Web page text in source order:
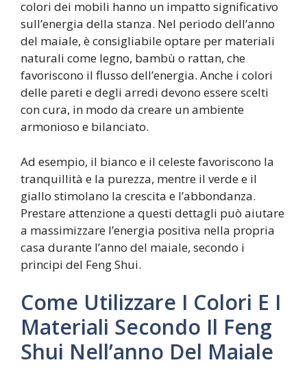
colori dei mobili hanno un impatto significativo
sull’energia della stanza. Nel periodo dell’anno
del maiale, è consigliabile optare per materiali
naturali come legno, bambù o rattan, che
favoriscono il flusso dell’energia. Anche i colori
delle pareti e degli arredi devono essere scelti
con cura, in modo da creare un ambiente
armonioso e bilanciato.
Ad esempio, il bianco e il celeste favoriscono la
tranquillità e la purezza, mentre il verde e il
giallo stimolano la crescita e l’abbondanza.
Prestare attenzione a questi dettagli può aiutare
a massimizzare l’energia positiva nella propria
casa durante l’anno del maiale, secondo i
principi del Feng Shui.
Come Utilizzare I Colori E I
Materiali Secondo Il Feng
Shui Nell’anno Del Maiale